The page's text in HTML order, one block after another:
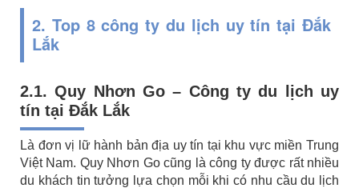
2. Top 8 công ty du lịch uy tín tại Đắk
Lắk
2.1. Quy Nhơn Go – Công ty du lịch uy
tín tại Đắk Lắk
Là đơn vị lữ hành bản địa uy tín tại khu vực miền Trung
Việt Nam. Quy Nhơn Go cũng là công ty được rất nhiều
du khách tin tưởng lựa chọn mỗi khi có nhu cầu du lịch